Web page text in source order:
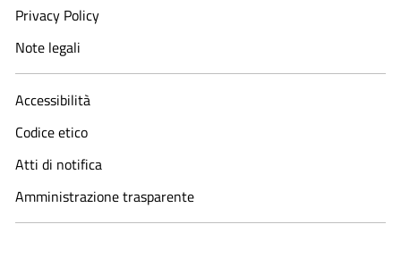
Privacy Policy
Note legali
Accessibilità
Codice etico
Atti di notifica
Amministrazione trasparente